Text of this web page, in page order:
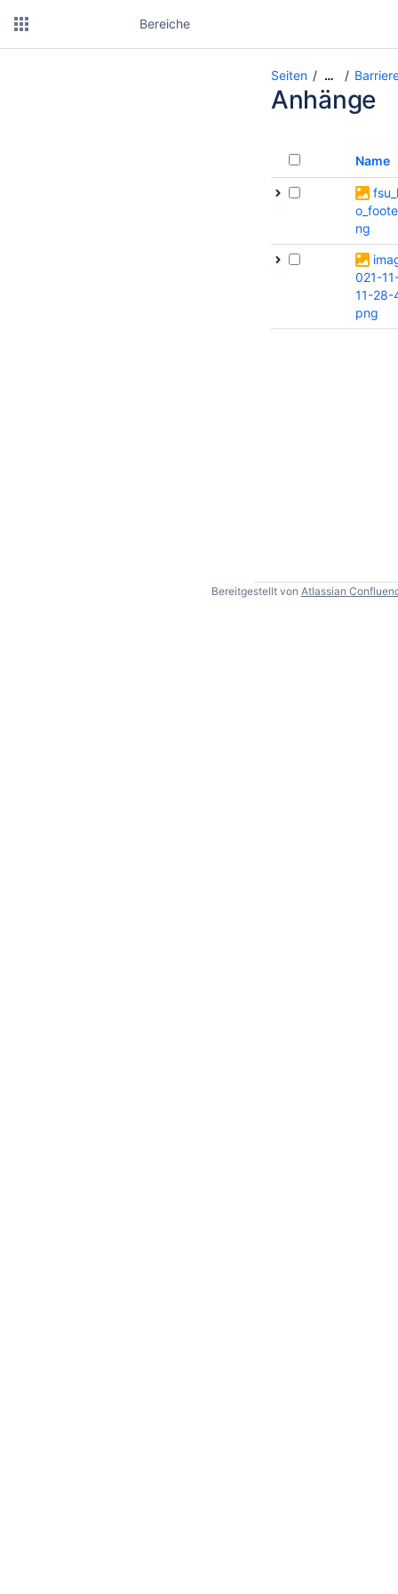
Bereiche
Seiten …
Anhänge
Name
ng
021-
11-28-
png
Bereitgestellt von Atlassian